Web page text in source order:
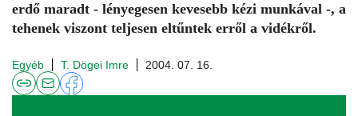
erdő maradt - lényegesen kevesebb kézi munkával -, a
tehenek viszont teljesen eltűntek erről a vidékről.
Egyéb T. Dögei Imre 2004. 07. 16.